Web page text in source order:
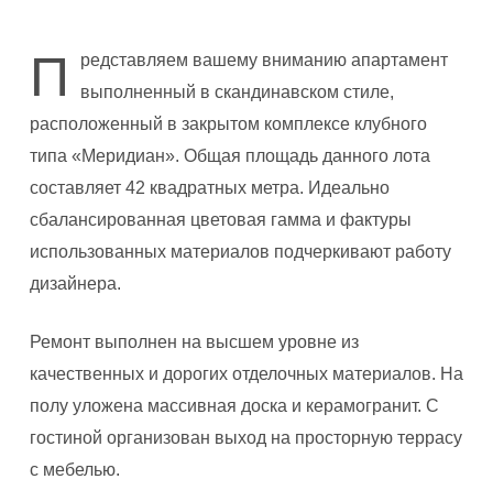
П
редставляем вашему вниманию апартамент
выполненный в скандинавском стиле,
расположенный в закрытом комплексе клубного
типа «Меридиан». Общая площадь данного лота
составляет 42 квадратных метра. Идеально
сбалансированная цветовая гамма и фактуры
использованных материалов подчеркивают работу
дизайнера.
Ремонт выполнен на высшем уровне из
качественных и дорогих отделочных материалов. На
полу уложена массивная доска и керамогранит. С
гостиной организован выход на просторную террасу
с мебелью.